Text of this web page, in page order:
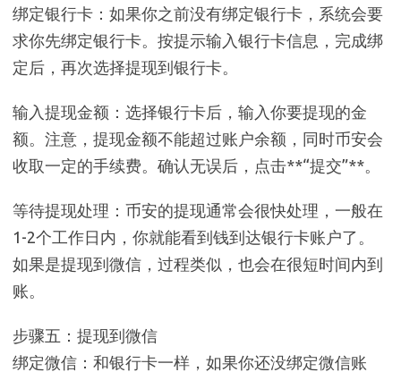
绑定银行卡：如果你之前没有绑定银行卡，系统会要
求你先绑定银行卡。按提示输入银行卡信息，完成绑
定后，再次选择提现到银行卡。
输入提现金额：选择银行卡后，输入你要提现的金
额。注意，提现金额不能超过账户余额，同时币安会
收取一定的手续费。确认无误后，点击**“提交”**。
等待提现处理：币安的提现通常会很快处理，一般在
1-2个工作日内，你就能看到钱到达银行卡账户了。
如果是提现到微信，过程类似，也会在很短时间内到
账。
步骤五：提现到微信
绑定微信：和银行卡一样，如果你还没绑定微信账